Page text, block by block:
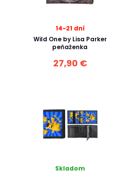
14-21 dní
Wild One by Lisa Parker
peňaženka
27,90 €
Skladom